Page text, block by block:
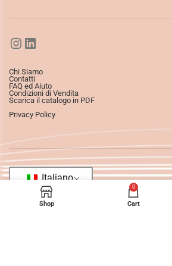
Chi Siamo
Contatti
FAQ ed Aiuto
Condizioni di Vendita
Scarica il catalogo in PDF
Privacy Policy
Italiano
Shop
0
Cart